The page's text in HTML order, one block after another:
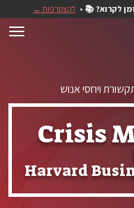
לקרוא? 📚 להצטרפות ←
ויחסי אנוש
Crisis
Harvard